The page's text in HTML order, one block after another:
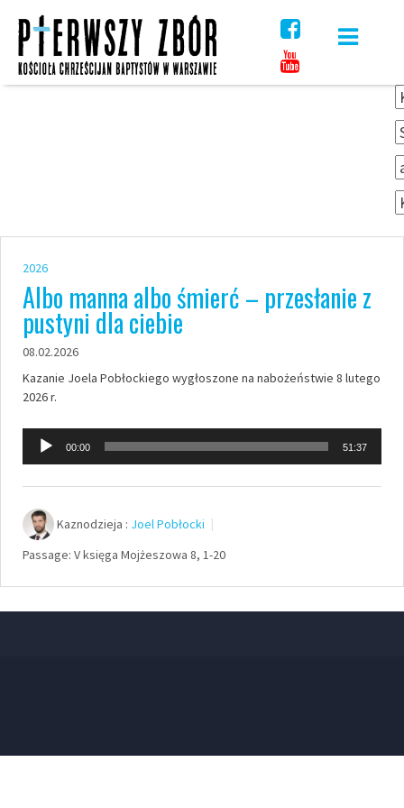
content
2026
Albo manna albo śmierć – przesłanie z
pustyni dla ciebie
08.02.2026
Kazanie Joela Pobłockiego wygłoszone na nabożeństwie 8 lutego
2026 r.
Odtwarzacz
plików
dźwiękowych
00:00 51:37
Kaznodzieja : Joel Pobłocki
Passage: V księga Mojżeszowa 8, 1-20